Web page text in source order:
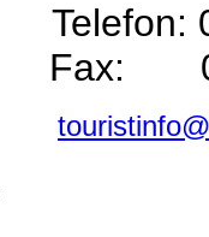
Telefon:
Fax: